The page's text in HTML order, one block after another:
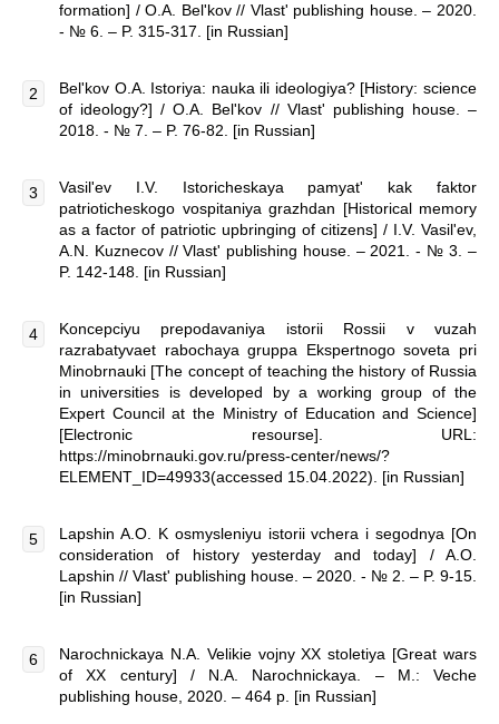
formation] / O.A. Bel'kov // Vlast' publishing house. – 2020.
- № 6. – P. 315-317. [in Russian]
Bel'kov O.A. Istoriya: nauka ili ideologiya? [History: science
of ideology?] / O.A. Bel'kov // Vlast' publishing house. –
2018. - № 7. – P. 76-82. [in Russian]
Vasil'ev I.V. Istoricheskaya pamyat' kak faktor
patrioticheskogo vospitaniya grazhdan [Historical memory
as a factor of patriotic upbringing of citizens] / I.V. Vasil'ev,
A.N. Kuznecov // Vlast' publishing house. – 2021. - № 3. –
P. 142-148. [in Russian]
Koncepciyu prepodavaniya istorii Rossii v vuzah
razrabatyvaet rabochaya gruppa Ekspertnogo soveta pri
Minobrnauki [The concept of teaching the history of Russia
in universities is developed by a working group of the
Expert Council at the Ministry of Education and Science]
[Electronic resourse]. URL:
https://minobrnauki.gov.ru/press-center/news/?
ELEMENT_ID=49933(accessed 15.04.2022). [in Russian]
Lapshin A.O. K osmysleniyu istorii vchera i segodnya [On
consideration of history yesterday and today] / A.O.
Lapshin // Vlast' publishing house. – 2020. - № 2. – P. 9-15.
[in Russian]
Narochnickaya N.A. Velikie vojny XX stoletiya [Great wars
of XX century] / N.A. Narochnickaya. – M.: Veche
publishing house, 2020. – 464 p. [in Russian]